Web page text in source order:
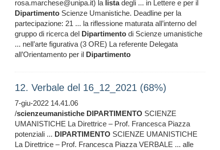
rosa.marchese@unipa.it) la listadegli ... in Lettere e per il
Dipartimento Scienze Umanistiche. Deadline per la
partecipazione: 21 ... la riflessione maturata all’interno del
gruppo di ricerca del Dipartimento di Scienze umanistiche
... nell’arte figurativa (3 ORE) La referente Delegata
all’Orientamento per il Dipartimento
12. Verbale del 16_12_2021 (68%)
7-giu-2022 14.41.06
/scienzeumanistiche DIPARTIMENTO SCIENZE
UMANISTICHE La Direttrice – Prof. Francesca Piazza
potenziali ... DIPARTIMENTO SCIENZE UMANISTICHE
La Direttrice – Prof. Francesca Piazza VERBALE ... alle